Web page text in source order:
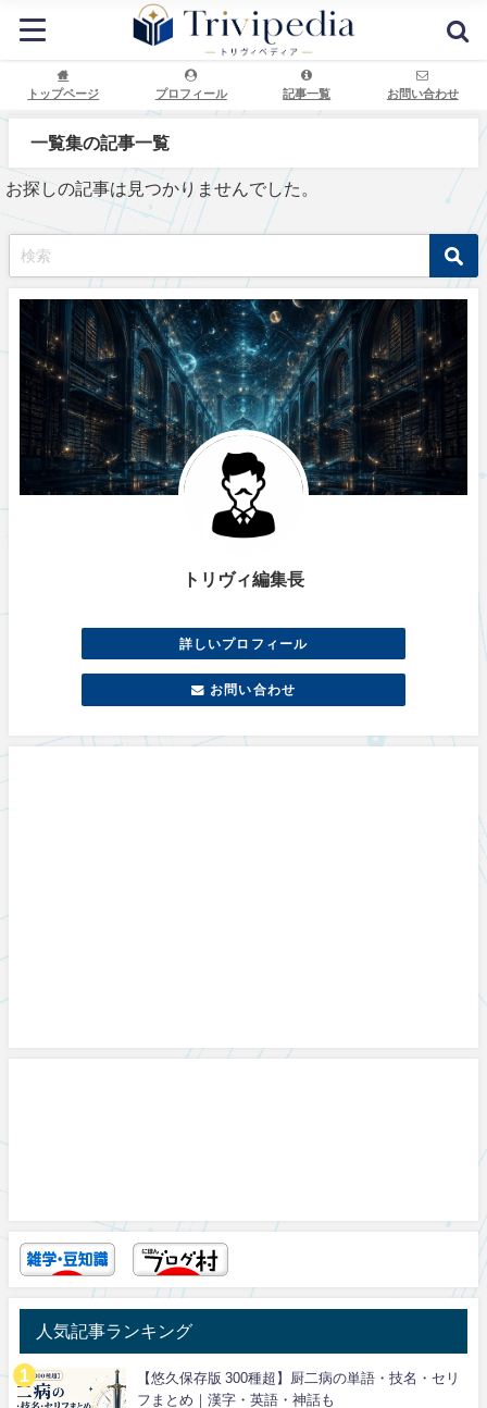
トップページ プロフィール 記事一覧 お問い合わせ
一覧集の記事一覧
お探しの記事は見つかりませんでした。
トリヴィ編集長
詳しいプロフィール
お問い合わせ
人気記事ランキング
【悠久保存版 300種超】厨二病の単語・技名・セリ
フまとめ｜漢字・英語・神話も